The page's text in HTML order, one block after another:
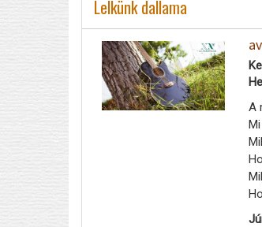
Lelkünk dallama
A